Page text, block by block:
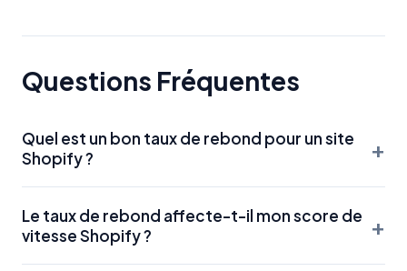
Questions Fréquentes
Quel est un bon taux de rebond pour un site
Shopify ?
+
55 % est considéré comme normal. En dessous de 40 %,
c'est excellent. Au-dessus de 65 %, il est urgent
d'analyser vos pages pour identifier ce qui repousse vos
Le taux de rebond affecte-t-il mon score de
vitesse Shopify ?
+